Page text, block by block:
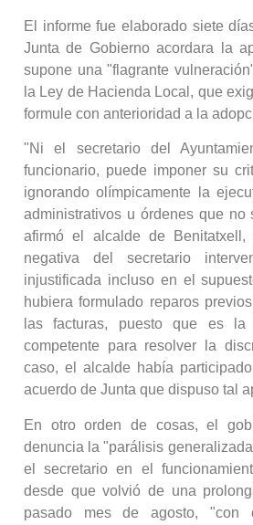
El informe fue elaborado siete
Junta de Gobierno acordara la
supone una "flagrante
la Ley de Hacienda Local, que
formule con anterioridad a la
"Ni el secretario del
funcionario, puede imponer su
ignorando olímpicamente la
administrativos u órdenes que no
afirmó el alcalde de
negativa del secretario
injustificada incluso en el
hubiera formulado reparos
las facturas, puesto que es
competente para resolver la
caso, el alcalde había
acuerdo de Junta que dispuso tal
En otro orden de cosas, el
denuncia la "parálisis
el secretario en el
desde que volvió de una
pasado mes de agosto, "con